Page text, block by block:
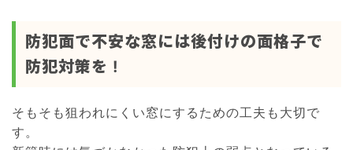
防犯面で不安な窓には後付けの面格子で
防犯対策を !
そもそも狙われにくい窓にするための工夫も大切で
す。